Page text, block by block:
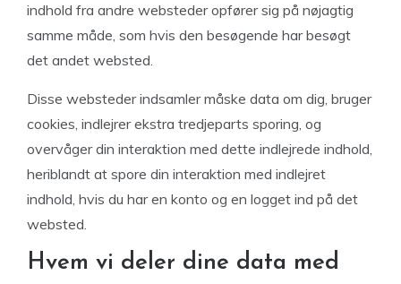
indhold fra andre websteder opfører sig på nøjagtig
samme måde, som hvis den besøgende har besøgt
det andet websted.
Disse websteder indsamler måske data om dig, bruger
cookies, indlejrer ekstra tredjeparts sporing, og
overvåger din interaktion med dette indlejrede indhold,
heriblandt at spore din interaktion med indlejret
indhold, hvis du har en konto og en logget ind på det
websted.
Hvem vi deler dine data med